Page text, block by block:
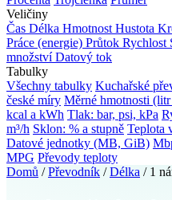
Veličiny
Čas Délka Hmotnost Hustota
Práce (energie) Průtok Rychlost
množstvíDatový tok
Tabulky
Všechny tabulky Kuchařské
české míry Měrné hmotnosti
kcal a kWh Tlak: bar, psi, kPa
m³/h Sklon: % a stupně Teplota
Datové jednotky (MB, GiB)
MPG Převody teploty
Domů / Převodník / Délka / 1